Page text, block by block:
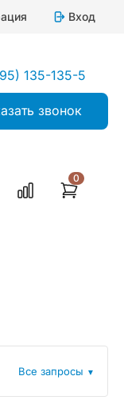
Вход
135-135-5
звонок
0
Все запросы ▼